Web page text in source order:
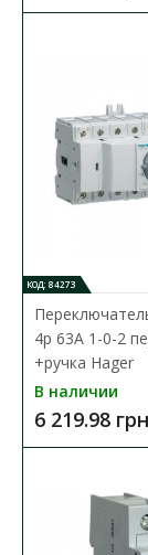
ток - 40 ампер,
1 035.79 грн
КОД: 84273
4p 63А 1-0-2
+ручка Hager
В наличии
6 219.98 грн